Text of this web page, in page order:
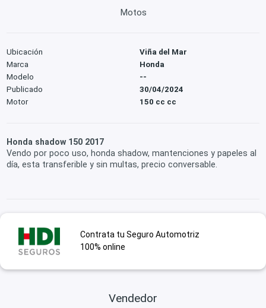
Motos
Ubicación
Viña del Mar
Marca
Honda
Modelo
--
Publicado
30/04/2024
Motor
150 cc cc
Honda shadow 150 2017
Vendo por poco uso, honda shadow, mantenciones y papeles al
día, esta transferible y sin multas, precio conversable.
Contrata tu Seguro Automotriz
100% online
Vendedor